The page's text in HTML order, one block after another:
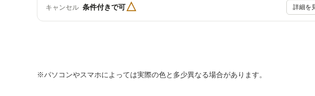
キャンセル 条件付きで可△ 詳細を
※パソコンやスマホによっては実際の色と多少異なる場合があります。